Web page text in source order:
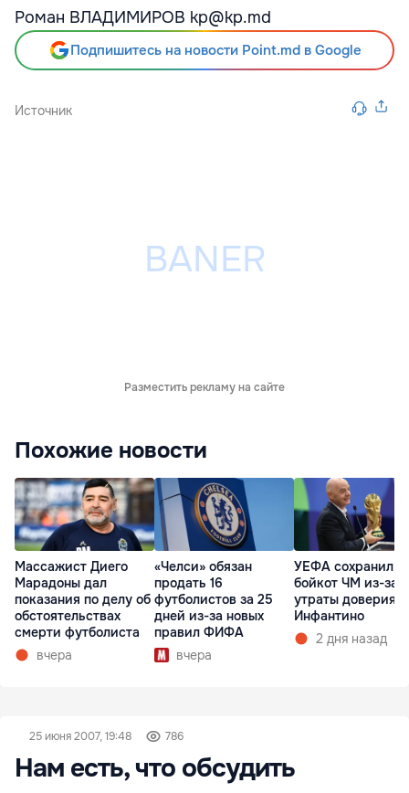
Роман ВЛАДИМИРОВ kp@kp.md
Подпишитесь на новости Point.md в Google
Источник
Разместить рекламу на сайте
Похожие новости
Массажист Диего
Марадоны дал
показания по делу об
обстоятельствах
смерти футболиста
вчера
«Челси» обязан
продать 16
футболистов за 25
дней из-за новых
правил ФИФА
вчера
УЕФА сохранил
бойкот ЧМ из-за
утраты доверия к
Инфантино
2 дня назад
25 июня 2007, 19:48 786
Нам есть, что обсудить